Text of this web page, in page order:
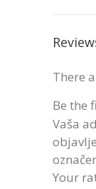
There
Be the
Vaša
Your